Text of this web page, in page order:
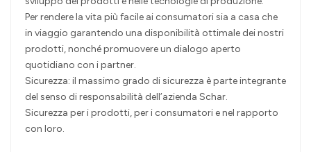
Per rendere la vita più facile ai consumatori sia a casa che
in viaggio garantendo una disponibilità ottimale dei nostri
prodotti, nonché promuovere un dialogo aperto
quotidiano con i partner.
Sicurezza: il massimo grado di sicurezza è parte integrante
del senso di responsabilità dell’azienda Schar.
Sicurezza per i prodotti, per i consumatori e nel rapporto
con loro.